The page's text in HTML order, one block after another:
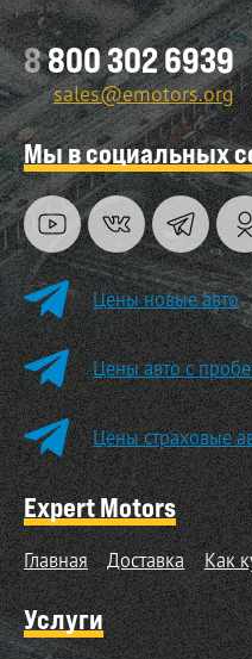
8800 302 6939
sales@emotors.org
Мы в социальных
Цены новые авто
Цены авто с
Цены страховые
Expert Motors
Главная Доставка Как
Услуги